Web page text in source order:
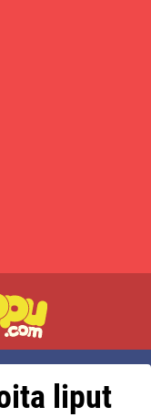
liput